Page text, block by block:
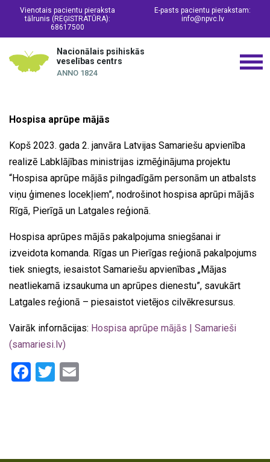
Vienotais pacientu pieraksta
tālrunis (REĢISTRATŪRA):
68617500
E-pasts pacientu pierakstam:
info@npvc.lv
Nacionālais psihiskās
veselības centrs
ANNO 1824
Hospisa aprūpe mājās
Kopš 2023. gada 2. janvāra Latvijas Samariešu apvienība
realizē Labklājības ministrijas izmēģinājuma projektu
“Hospisa aprūpe mājās pilngadīgām personām un atbalsts
viņu ģimenes locekļiem”, nodrošinot hospisa aprūpi mājās
Rīgā, Pierīgā un Latgales reģionā.
Hospisa aprūpes mājās pakalpojuma sniegšanai ir
izveidota komanda. Rīgas un Pierīgas reģionā pakalpojums
tiek sniegts, iesaistot Samariešu apvienības „Mājas
neatliekamā izsaukuma un aprūpes dienestu”, savukārt
Latgales reģionā – piesaistot vietējos cilvēkresursus.
Vairāk infornācijas: Hospisa aprūpe mājās | Samarieši
(samariesi.lv)
Facebook
Twitter